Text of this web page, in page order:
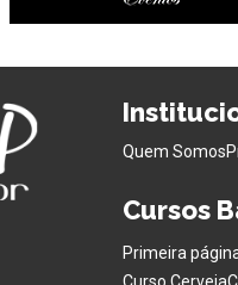
Quem Somos
Cursos
Primeira
Curso Cerveja